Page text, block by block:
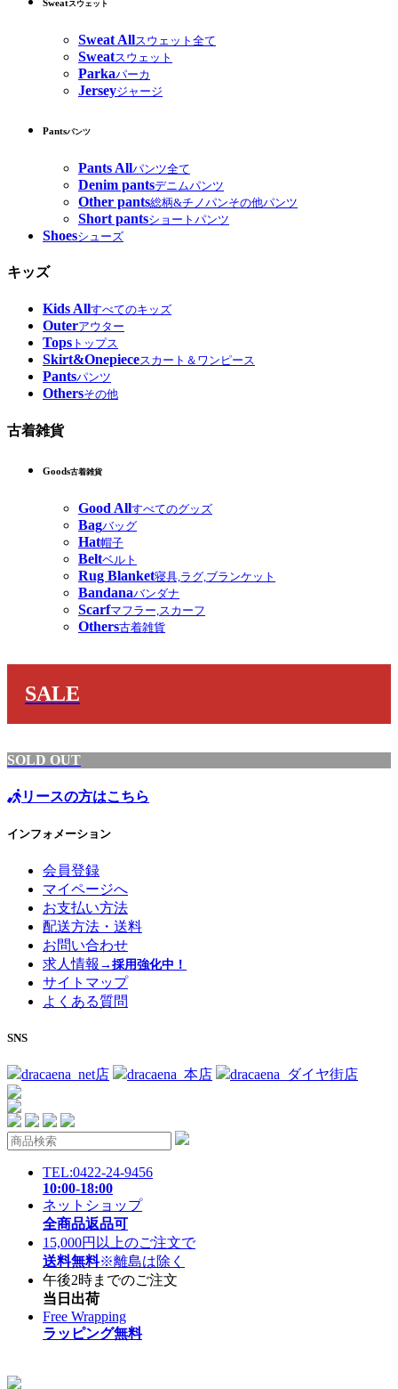
Sweatスウェット
Sweat Allスウェット全て
Sweatスウェット
Parkaパーカ
Jerseyジャージ
Pantsパンツ
Pants Allパンツ全て
Denim pantsデニムパンツ
Other pants総柄&チノパンその他パンツ
Short pantsショートパンツ
Shoesシューズ
キッズ
Kids Allすべてのキッズ
Outerアウター
Tops トップス
Skirt&Onepieceスカート＆ワンピース
Pantsパンツ
Othersその他
古着雑貨
Goods古着雑貨
Good Allすべてのグッズ
Bagバッグ
Hat帽子
Beltベルト
Rug Blanket寝具,ラグ,ブランケット
Bandanaバンダナ
Scarfマフラー,スカーフ
Others古着雑貨
SALE
SOLD OUT
リースの方はこちら
インフォメーション
会員登録
マイページへ
お支払い方法
配送方法・送料
お問い合わせ
求人情報 →採用強化中！
サイトマップ
よくある質問
SNS
dracaena_net店 dracaena_本店 dracaena_ダイヤ街店
TEL:0422-24-9456
10:00-18:00
ネットショップ
全商品返品可
15,000円以上のご注文で
送料無料※離島は除く
午後2時までのご注文
当日出荷
Free Wrapping
ラッピング無料